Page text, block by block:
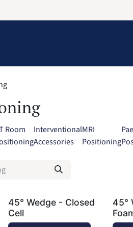
Room
Interventional
Accessories
MRI
Positioning
45° Wedge - Closed
Cell
45°